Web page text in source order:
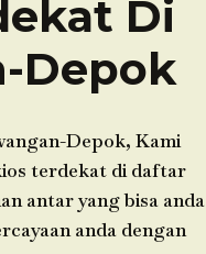
Di
Depok
Depok, Kami
terdekat di daftar
antar yang bisa anda
anda dengan